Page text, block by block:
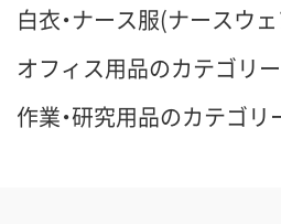
白衣・ナース服(ナースウ
オフィス用品のカテゴリー
作業・研究用品のカテゴリ